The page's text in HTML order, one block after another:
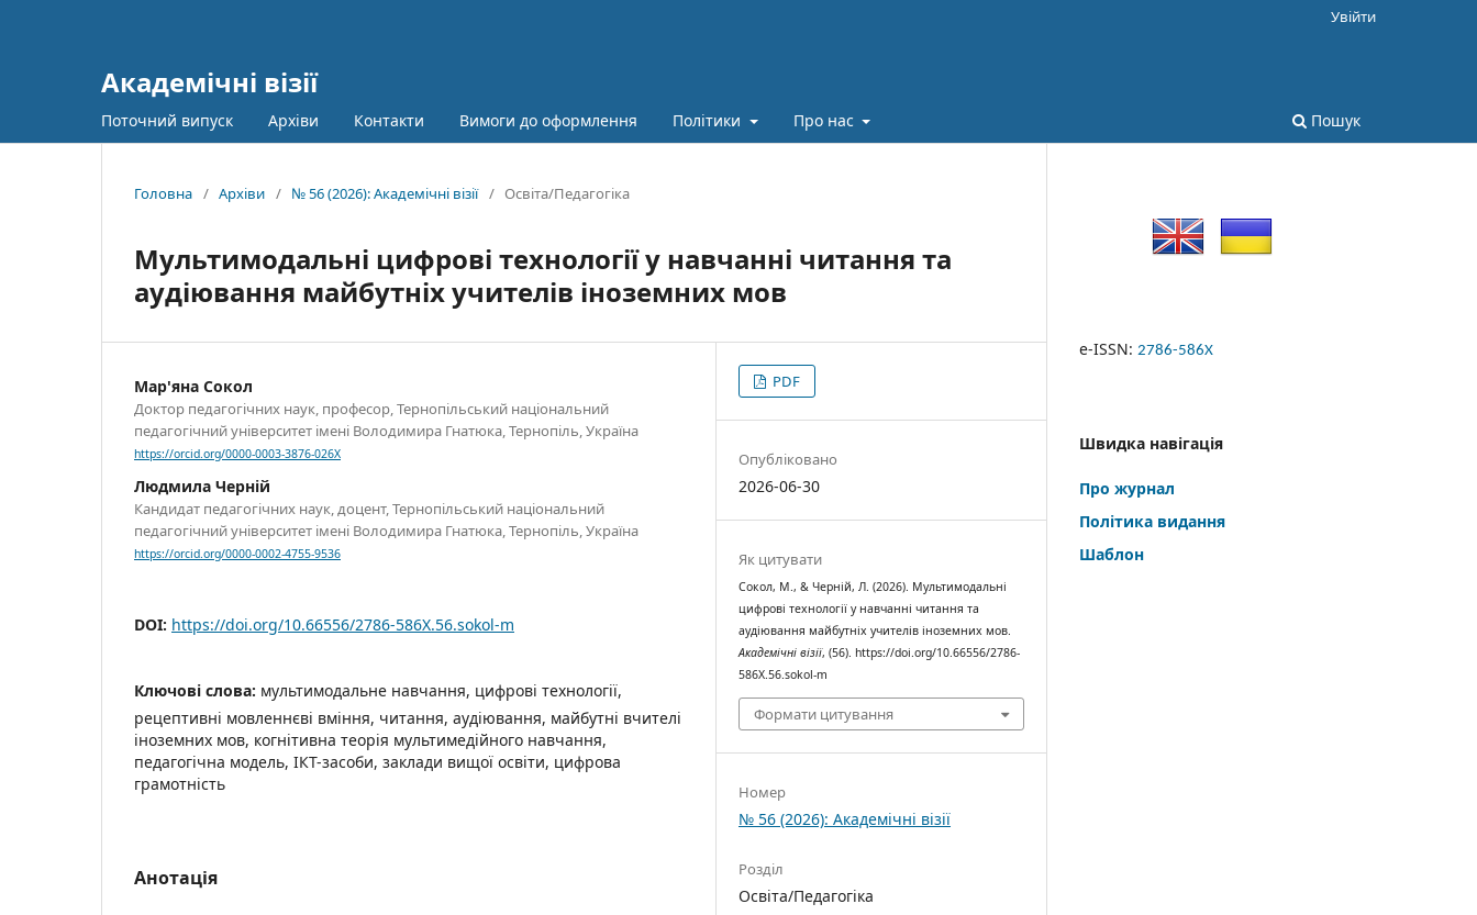
Академічні візії
Поточний випуск Архіви Контакти Вимоги до оформлення Політики Про нас Пошук
Увійти
Головна / Архіви / № 56 (2026): Академічні візії / Освіта/Педагогіка
Мультимодальні цифрові технології у навчанні читання та
аудіювання майбутніх учителів іноземних мов
Мар'яна Сокол
Доктор педагогічних наук, професор, Тернопільський національний
педагогічний університет імені Володимира Гнатюка, Тернопіль, Україна
https://orcid.org/0000-0003-3876-026X
Людмила Черній
Кандидат педагогічних наук, доцент, Тернопільський національний
педагогічний університет імені Володимира Гнатюка, Тернопіль, Україна
https://orcid.org/0000-0002-4755-9536
DOI: https://doi.org/10.66556/2786-586X.56.sokol-m
Ключові слова: мультимодальне навчання, цифрові технології,
рецептивні мовленнєві вміння, читання, аудіювання, майбутні вчителі
іноземних мов, когнітивна теорія мультимедійного навчання,
педагогічна модель, ІКТ-засоби, заклади вищої освіти, цифрова
грамотність
Анотація
PDF
Опубліковано
2026-06-30
Як цитувати
Сокол, М., & Черній, Л. (2026). Мультимодальні
цифрові технології у навчанні читання та
аудіювання майбутніх учителів іноземних мов.
Академічні візії, (56). https://doi.org/10.66556/2786-
586X.56.sokol-m
Формати цитування
Номер
№ 56 (2026): Академічні візії
Розділ
Освіта/Педагогіка
e-ISSN: 2786-586X
Швидка навігація
Про журнал
Політика видання
Шаблон